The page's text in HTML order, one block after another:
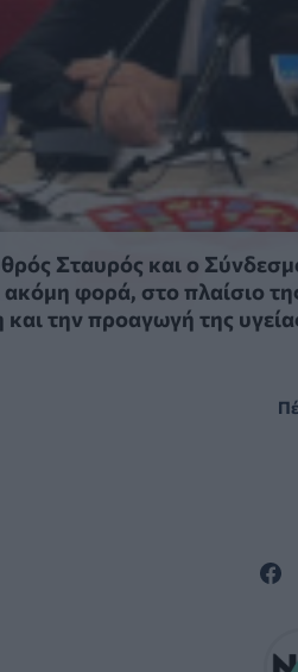
Σταυρός και ο
ακόμη φορά, στο πλαίσιο
και την προαγωγή της